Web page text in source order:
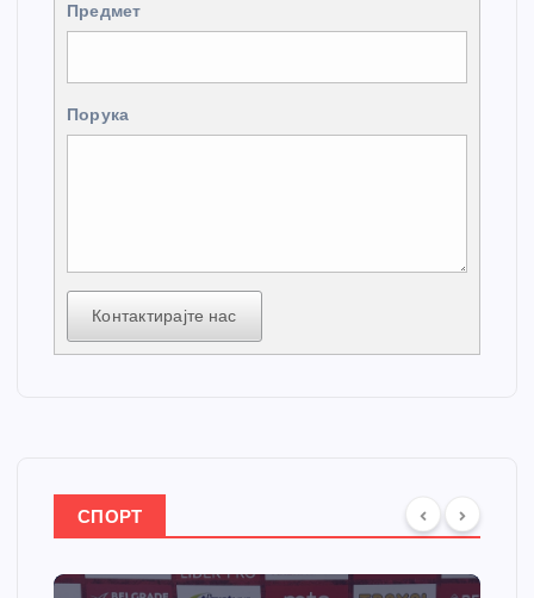
Предмет
Порука
Контактирајте нас
СПОРТ